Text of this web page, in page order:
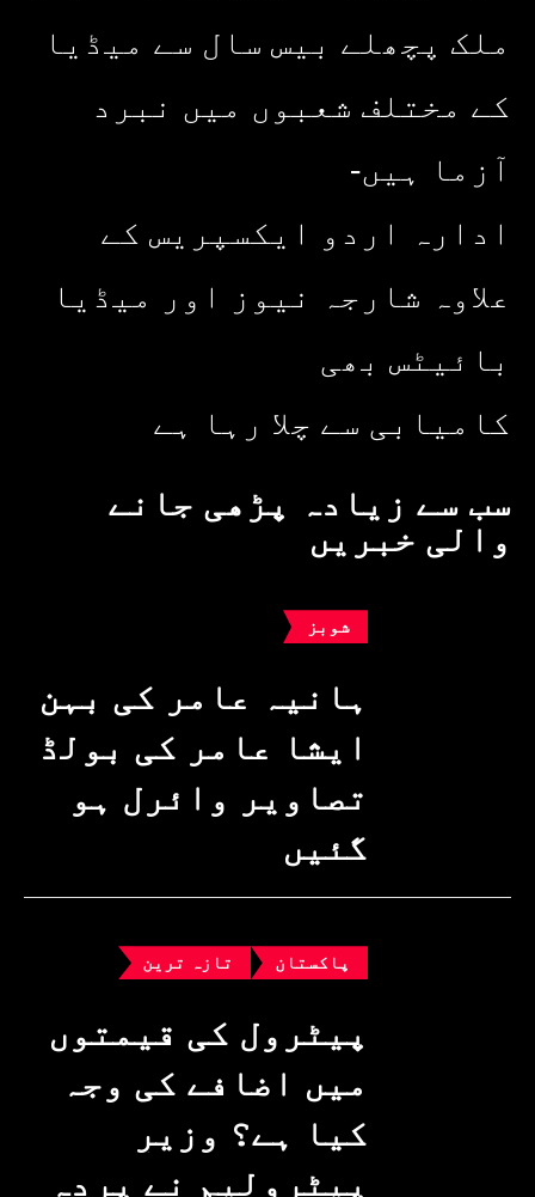
ملک پچھلے بیس سال سے میڈیا
کے مختلف شعبوں میں نبرد
آزما ہیں-
ادارہ اردو ایکسپریس کے
علاوہ شارجہ نیوز اور میڈیا
بائیٹس بھی
کامیابی سے چلا رہا ہے
سب سے زیادہ پڑھی جانے
والی خبریں
شوبز
ہانیہ عامر کی بہن
ایشا عامر کی بولڈ
تصاویر وائرل ہو
گئیں
پاکستان تازہ ترین
پیٹرول کی قیمتوں
میں اضافے کی وجہ
کیا ہے؟ وزیرِ
پیٹرولیم نے پردہ